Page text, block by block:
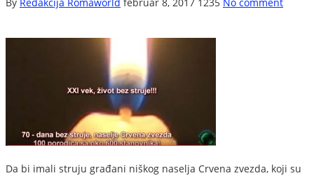
Da bi imali struju građani niškog naselja Crvena zvezda, koji su